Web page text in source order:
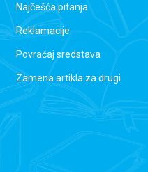
Najčešća pitanja
Reklamacije
Povraćaj sredstava
Zamena artikla za drugi